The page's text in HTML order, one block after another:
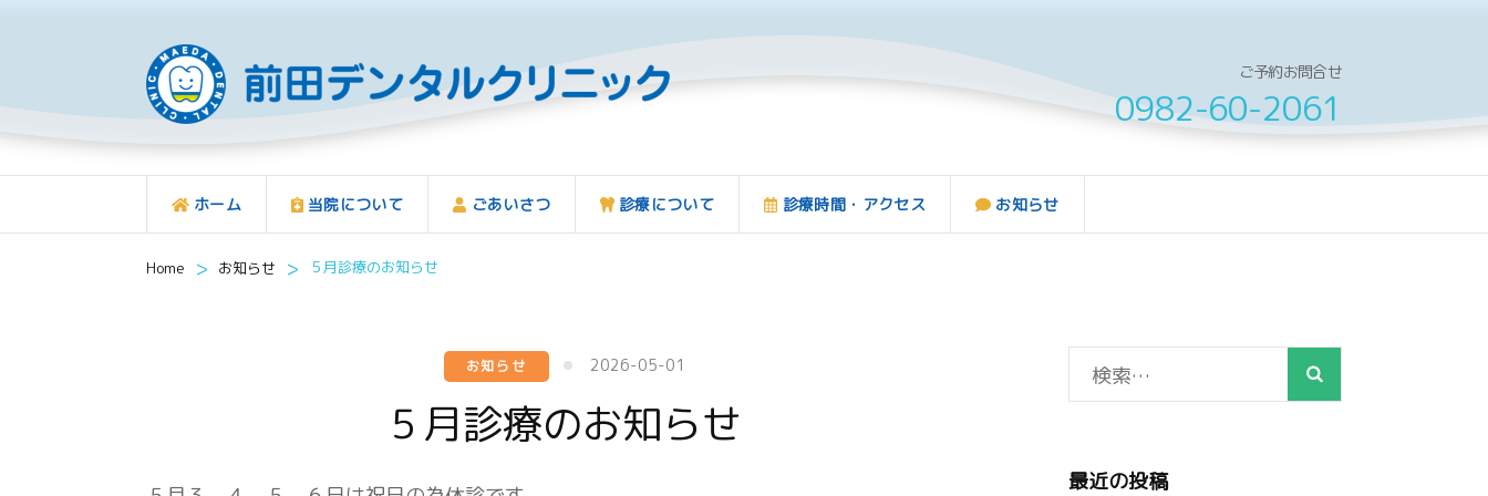
ご予約お問合せ
0982-60-2061
ホーム 当院について ごあいさつ 診療について 診療時間・アクセス お知らせ
Home > お知らせ > ５月診療のお知らせ
お知らせ 2026-05-01
５月診療のお知らせ
検
索:
最近の投稿